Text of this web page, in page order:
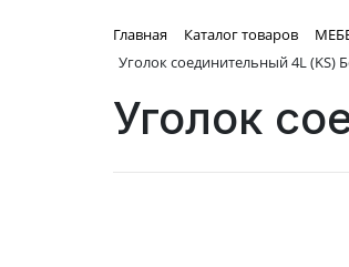
Главная Каталог товаров
Уголок соединительный 4L (KS)
Уголок